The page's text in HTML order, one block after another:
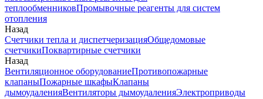
теплообменниковПромывочные реагенты для систем
отопления
Назад
Счетчики тепла и диспетчеризацияОбщедомовые
счетчикиПоквартирные счетчики
Назад
Вентиляционное оборудованиеПротивопожарные
клапаныПожарные шкафыКлапаны
дымоудаленияВентиляторы дымоудаленияЭлектроприводы